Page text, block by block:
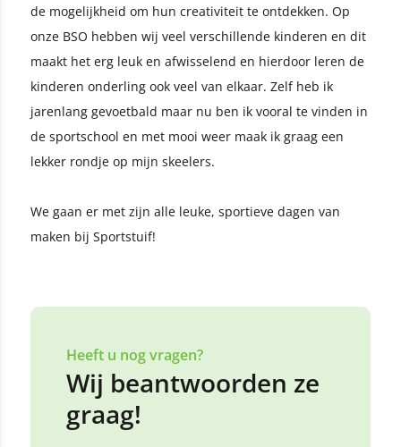
de mogelijkheid om hun creativiteit te ontdekken. Op
onze BSO hebben wij veel verschillende kinderen en dit
maakt het erg leuk en afwisselend en hierdoor leren de
kinderen onderling ook veel van elkaar. Zelf heb ik
jarenlang gevoetbald maar nu ben ik vooral te vinden in
de sportschool en met mooi weer maak ik graag een
lekker rondje op mijn skeelers.
We gaan er met zijn alle leuke, sportieve dagen van
maken bij Sportstuif!
Heeft u nog vragen?
Wij beantwoorden ze
graag!